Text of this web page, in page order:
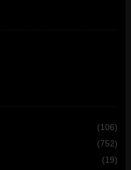
(106)
(752)
(19)